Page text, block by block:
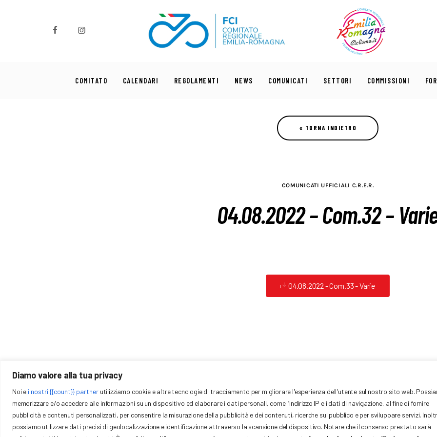
Diamo valore alla tua privacy
Noi e i nostri {{count}} partnerutilizziamo cookie e altre tecnologie di tracciamento per migliorare l'esperienza dell'utente sul nostro sito web.
memorizzare e/o accedere alle informazioni su un dispositivo ed elaborare i dati personali, come l’indirizzo IP e i dati di navigazione, al fine di fornire
pubblicità e contenuti personalizzati, per consentire la misurazione della pubblicità e dei contenuti, ricerche sul pubblico e per sviluppare servizi.
possiamo utilizzare dati precisi di geolocalizzazione e identificazione attraverso la scansione del dispositivo. Notare che il consenso prestato sarà
COMITATO CALENDARI REGOLAMENTI NEWS COMUNICATI SETTORI COMMISSIONI
COMUNICATI UFFICIALI C.R.E.R.
04.08.2022 – Com.32 –
04.08.2022 - Com.33 - Varie
COMITATO REGIONALE EMILIA ROMAGNA
FCI
40127 – Bologna (BO) P.IVA: 01377441009
emilia@federciclismo.it 051-
372958
Privacy
Cookie Policy
Credits W&D 2.0 Srl